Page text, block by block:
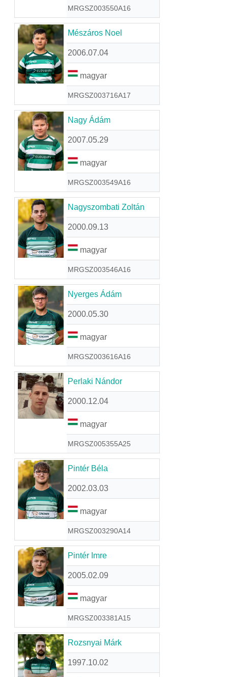
MRGSZ003550A16
Mészáros Noel
2006.07.04
magyar
MRGSZ003716A17
Nagy Ádám
2007.05.29
magyar
MRGSZ003549A16
Nagyszombati Zoltán
2000.09.13
magyar
MRGSZ003546A16
Nyerges Ádám
2000.05.30
magyar
MRGSZ003616A16
Perlaki Nándor
2000.12.04
magyar
MRGSZ005355A25
Pintér Béla
2002.03.03
magyar
MRGSZ003290A14
Pintér Imre
2005.02.09
magyar
MRGSZ003381A15
Rozsnyai Márk
1997.10.02